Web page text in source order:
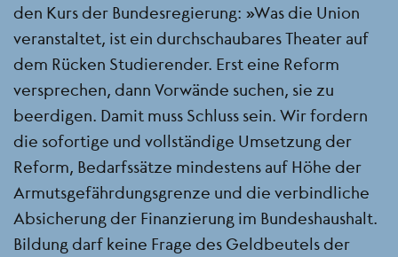
den Kurs der Bundesregierung: „Was die Union
veranstaltet, ist ein durchschaubares Theater auf
dem Rücken Studierender. Erst eine Reform
versprechen, dann Vorwände suchen, sie zu
beerdigen. Damit muss Schluss sein. Wir fordern
die sofortige und vollständige Umsetzung der
Reform, Bedarfssätze mindestens auf Höhe der
Armutsgefährdungsgrenze und die verbindliche
Absicherung der Finanzierung im Bundeshaushalt.
Bildung darf keine Frage des Geldbeutels der